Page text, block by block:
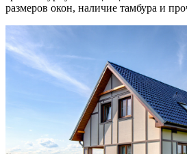
размеров окон, наличие тамбура и